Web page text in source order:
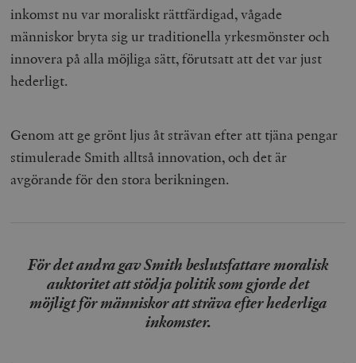
inkomst nu var moraliskt rättfärdigad, vågade
människor bryta sig ur traditionella yrkesmönster och
innovera på alla möjliga sätt, förutsatt att det var just
hederligt.
Genom att ge grönt ljus åt strävan efter att tjäna pengar
stimulerade Smith alltså innovation, och det är
avgörande för den stora berikningen.
För det andra gav Smith beslutsfattare moralisk
auktoritet att stödja politik som gjorde det
möjligt för människor att sträva efter hederliga
inkomster.